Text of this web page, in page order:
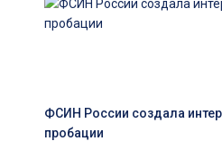
ФСИН России создала
пробации